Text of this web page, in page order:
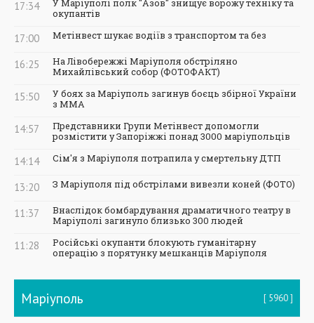
17:34
У Маріуполі полк "Азов" знищує ворожу техніку та
окупантів
17:00 Метінвест шукає водіїв з транспортом та без
16:25
На Лівобережжі Маріуполя обстріляно
Михайлівський собор (ФОТОФАКТ)
15:50
У боях за Маріуполь загинув боєць збірної України
з ММА
14:57
Представники Групи Метінвест допомогли
розмістити у Запоріжжі понад 3000 маріупольців
14:14 Сім'я з Маріуполя потрапила у смертельну ДТП
13:20 З Маріуполя під обстрілами вивезли коней (ФОТО)
11:37
Внаслідок бомбардування драматичного театру в
Маріуполі загинуло близько 300 людей
11:28
Російські окупанти блокують гуманітарну
операцію з порятунку мешканців Маріуполя
Маріуполь 5960